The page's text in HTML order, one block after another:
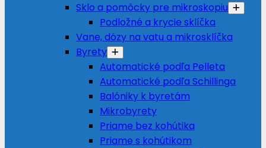
Sklo a pomôcky pre mikroskopiu
Podložné a krycie sklíčka
Vane, dózy na vatu a mikrosklíčka
Byrety
Automatické podľa Pelleta
Automatické podľa Schillinga
Balóniky k byretám
Mikrobyrety
Priame bez kohútika
Priame s kohútikom